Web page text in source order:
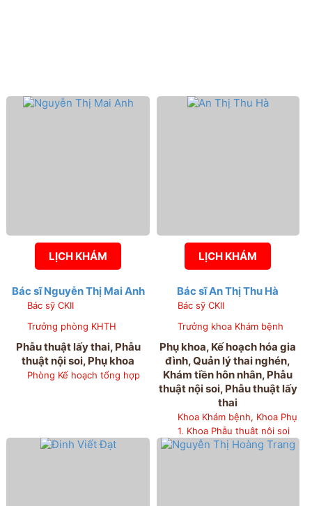
LỊCH KHÁM
Bác sĩ Nguyễn Thị Mai Anh
Bác sỹ CKII
Trưởng phòng KHTH
Phẫu thuật lấy thai, Phẫu
thuật nội soi, Phụ khoa
Phòng Kế hoạch tổng hợp
LỊCH KHÁM
Bác sĩ An Thị Thu Hà
Bác sỹ CKII
Trưởng khoa Khám bệnh
Phụ khoa, Kế hoạch hóa gia
đình, Quản lý thai nghén,
Khám tiền hôn nhân, Phẫu
thuật nội soi, Phẫu thuật lấy
thai
Khoa Khám bệnh, Khoa Phụ
1, Khoa Phẫu thuật nội soi